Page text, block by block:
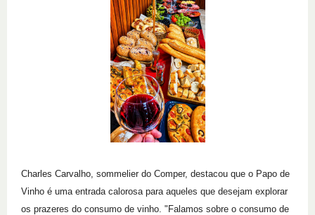
Charles Carvalho, sommelier do Comper, destacou que o Papo de
Vinho é uma entrada calorosa para aqueles que desejam explorar
os prazeres do consumo de vinho. "Falamos sobre o consumo de